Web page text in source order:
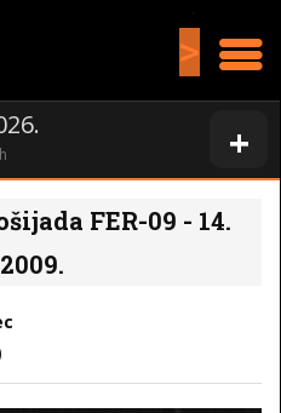
>
+
FER-09 - 14.